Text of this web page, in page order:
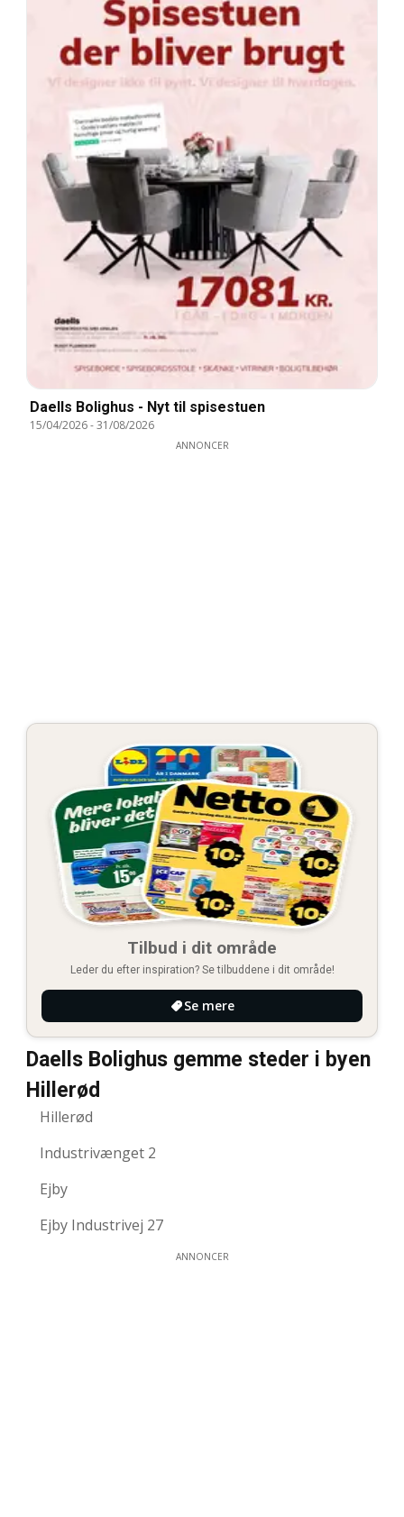
Daells Bolighus - Nyt til spisestuen
15/04/2026-31/08/2026
ANNONCER
Tilbud i dit område
Leder du efter inspiration? Se tilbuddene i dit område!
Se mere
Daells Bolighus gemme steder i byen
Hillerød
Hillerød
Industrivænget 2
Ejby
Ejby Industrivej 27
ANNONCER